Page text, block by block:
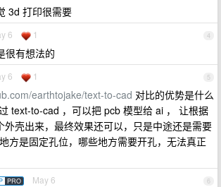
3d 打印很需要
4
6 1
很有想法的
5
6 1
earthtojake/text-to-cad 对比的优势是什么
text-to-cad ，可以把 pcb 模型给 ai ， 让根据
外壳出来，最终效果还可以，只是中途还是需要
方是固定孔位，哪些地方需要开孔，无法真正
6
PRO May 6